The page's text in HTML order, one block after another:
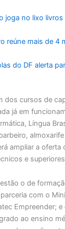
joga no lixo
reúne mais de 4
do DF alerta
dos cursos de
já em
Língua
ampliar a oferta
e
o de
com o
Empreender;
ao ensino